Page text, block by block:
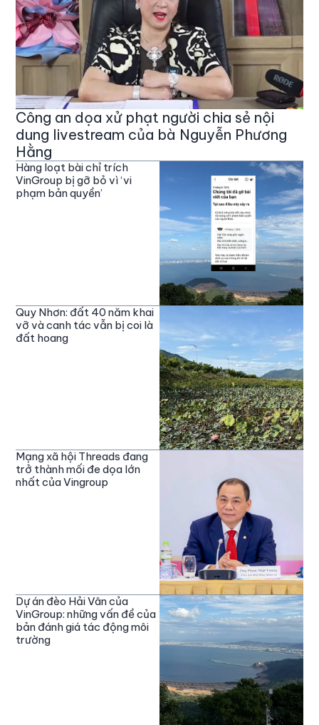
Công an dọa xử phạt người chia sẻ nội
dung livestream của bà Nguyễn Phương
Hằng
Hàng loạt bài chỉ trích
VinGroup bị gỡ bỏ vì ‘vi
phạm bản quyền’
Quy Nhơn: đất 40 năm khai
vỡ và canh tác vẫn bị coi là
đất hoang
Mạng xã hội Threads đang
trở thành mối đe dọa lớn
nhất của Vingroup
Dự án đèo Hải Vân của
VinGroup: những vấn đề của
bản đánh giá tác động môi
trường